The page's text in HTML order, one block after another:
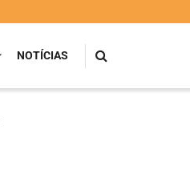
NOTÍCIAS